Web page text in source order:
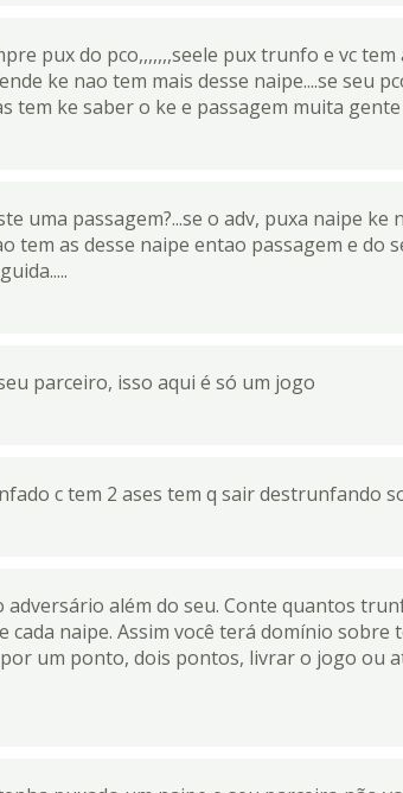
pux do pco,,,,,,,seele pux trunfo e vc
ke nao tem mais desse naipe....se seu
tem ke saber o ke e passagem muita gente
uma passagem?...se o adv, puxa naipe ke
tem as desse naipe entao passagem e do
parceiro, isso aqui é só um jogo
c tem 2 ases tem q sair destrunfando
adversário além do seu. Conte quantos
cada naipe. Assim você terá domínio
um ponto, dois pontos, livrar o jogo ou